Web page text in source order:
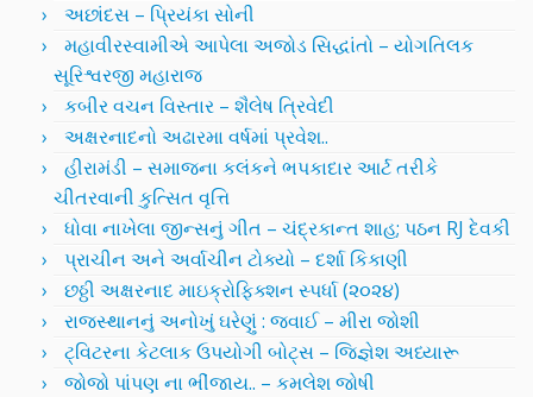
અછાંદસ – પ્રિયંકા સોની
મહાવીરસ્વામીએ આપેલા અજોડ સિદ્ધાંતો – યોગતિલક
સૂરિશ્વરજી મહારાજ
કબીર વચન વિસ્તાર – શૈલેષ ત્રિવેદી
અક્ષરનાદનો અઢારમા વર્ષમાં પ્રવેશ..
હીરામંડી – સમાજના કલંકને ભપકાદાર આર્ટ તરીકે
ચીતરવાની કુત્સિત વૃત્તિ
ધોવા નાખેલા જીન્સનું ગીત – ચંદ્રકાન્ત શાહ; પઠન RJ દેવકી
પ્રાચીન અને અર્વાચીન ટોક્યો – દર્શા કિકાણી
છઠ્ઠી અક્ષરનાદ માઇક્રોફિક્શન સ્પર્ધા (૨૦૨૪)
રાજસ્થાનનું અનોખું ઘરેણું : જવાઈ – મીરા જોશી
ટ્વિટરના કેટલાક ઉપયોગી બોટ્સ – જિજ્ઞેશ અધ્યારૂ
જોજો પાંપણ ના ભીંજાય.. – કમલેશ જોષી